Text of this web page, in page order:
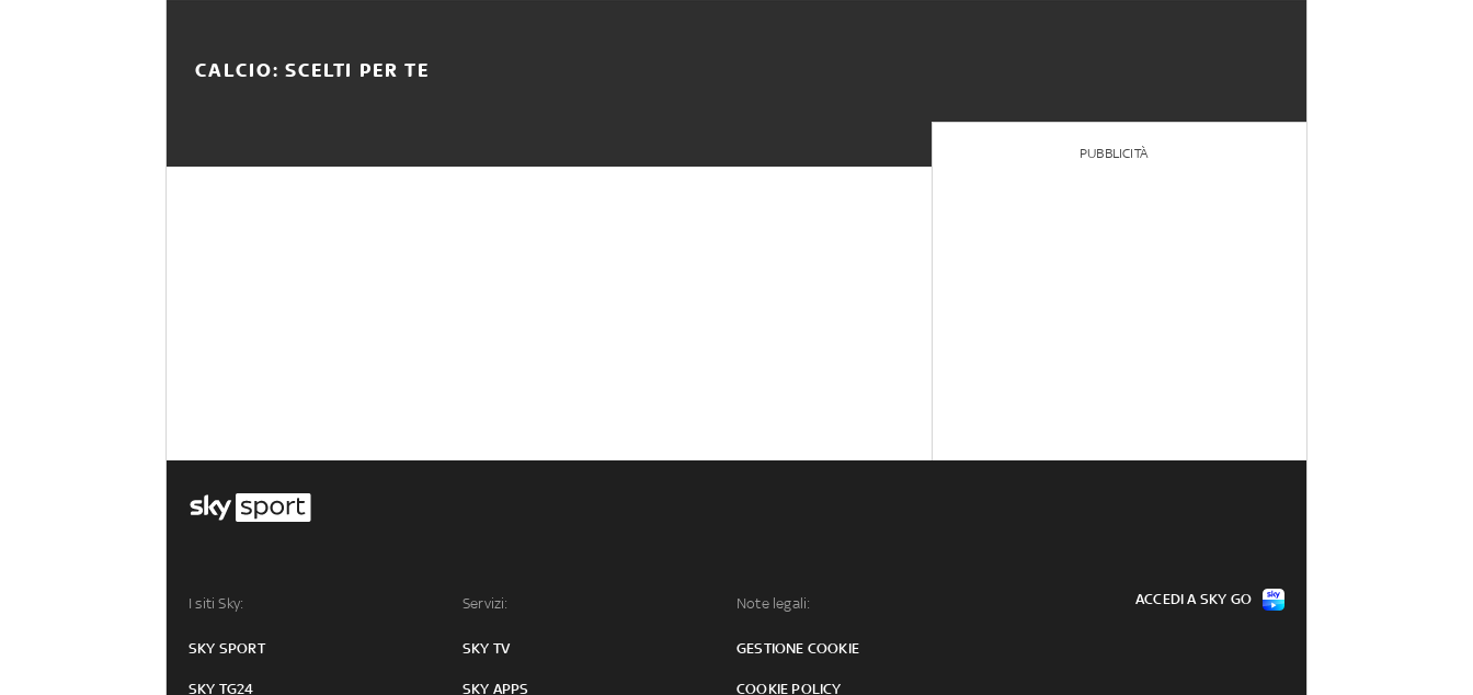
CALCIO: SCELTI PER TE
PUBBLICITÀ
I siti Sky:
SKY SPORT
SKY TG24
Servizi:
SKY TV
SKY APPS
Note legali:
GESTIONE COOKIE
COOKIE POLICY
ACCEDI A SKY GO